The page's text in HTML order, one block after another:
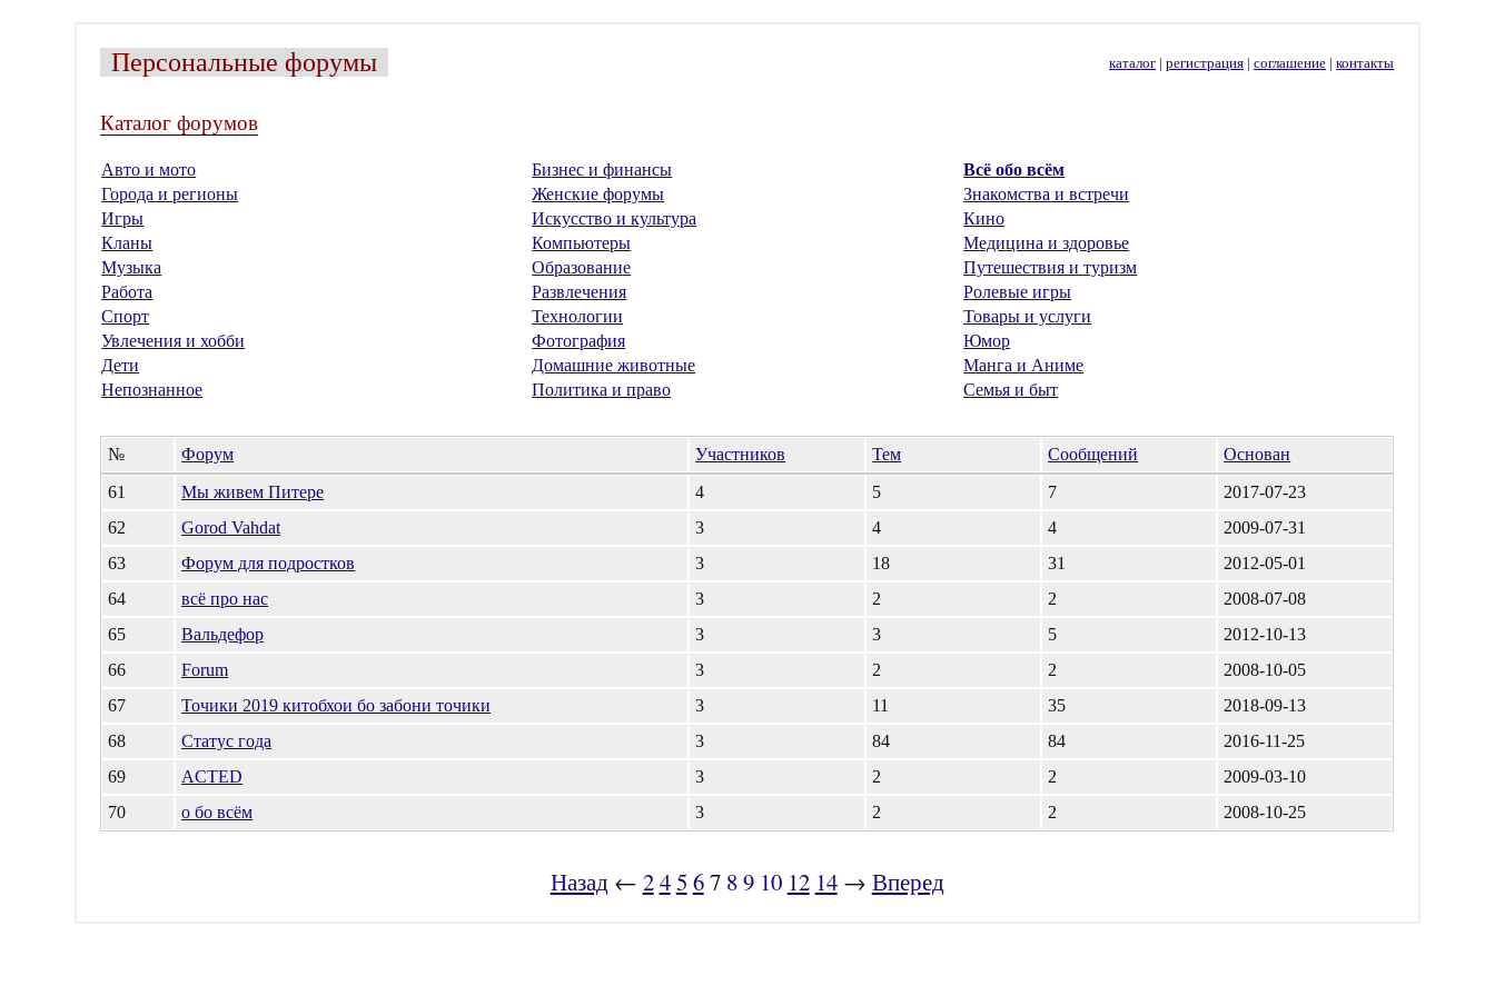
Персональные форумы каталог |регистрация |соглашение |контакты
Каталог форумов
Авто и мото Бизнес и финансы
Всё обо всём
Города и регионы
Женские форумы
Знакомства и встречи
Игры
Искусство и культура
Кино
Кланы
Компьютеры
Медицина и здоровье
Музыка
Образование
Путешествия и туризм
Работа
Развлечения
Ролевые игры
Спорт
Технологии
Товары и услуги
Увлечения и хобби
Фотография
Юмор
Дети
Домашние животные
Манга и Аниме
Непознанное
Политика и право Семья и быт
№ Форум Участников Тем Сообщений
Основан
61
Мы живем Питере 4 5 7
2017-07-23
62
Gorod Vahdat 3 4 4
2009-07-31
63
Форум для подростков 3 18 31
2012-05-01
64
всё про нас 3 2 2
2008-07-08
65
Вальдефор 3 3 5
2012-10-13
66
Forum 3 2 2
2008-10-05
67
Точики 2019 китобхои бо забони точики 3 11 35
2018-09-13
68
Статус года 3 84 84
2016-11-25
69
ACTED 3 2 2
2009-03-10
70
о бо всём 3 2 2 2008-10-25
Назад← 245 67 89 10 12 14 → Вперед